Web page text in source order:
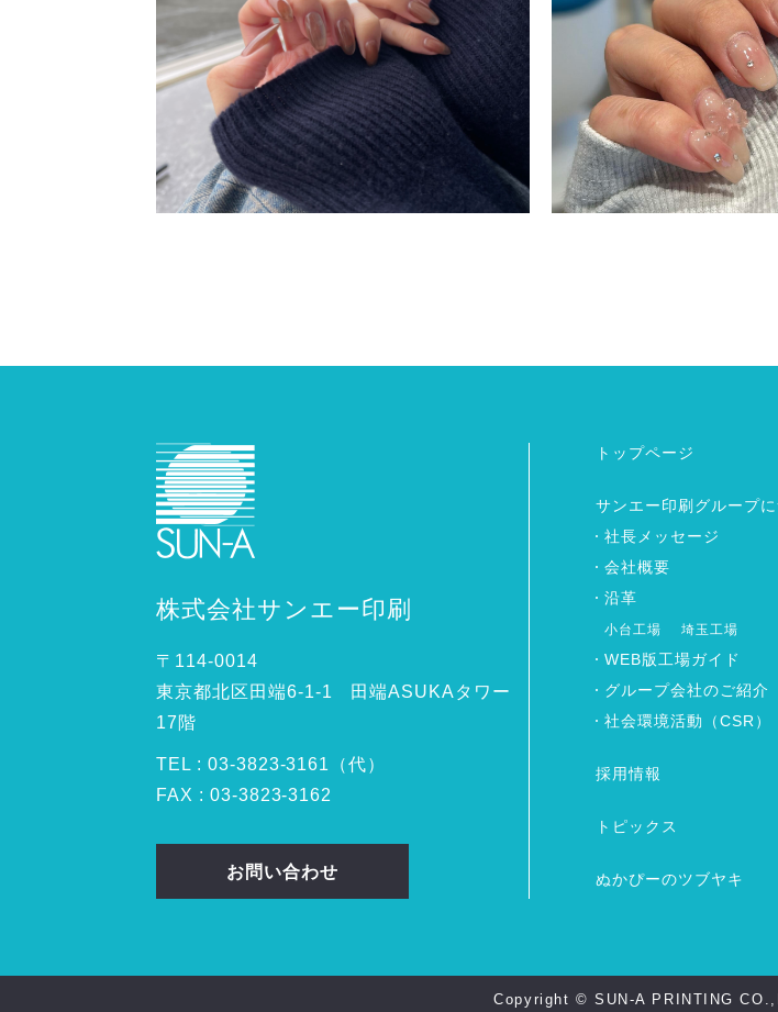
株式会社サンエー印刷
〒114-0014
東京都北区田端6-1-1 田端ASUKAタワー
17階
TEL : 03-3823-3161（代）
FAX : 03-3823-3162
お問い合わせ
トップページ
サンエー印刷グループに
社長メッセージ
会社概要
沿革
小台工場 埼玉工場
WEB版工場ガイド
グループ会社のご紹介
社会環境活動（CSR）
採用情報
トピックス
ぬかぴーのツブヤキ
Copyright © SUN-A PRINTING